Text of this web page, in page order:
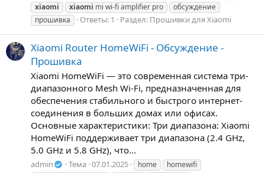
xiaomi
xiaomi mi wi-fi amplifier pro
обсуждение
прошивка
Ответы: 1 Раздел: Прошивки для Xiaomi
Xiaomi Router HomeWiFi - Обсуждение -
Прошивка
Xiaomi HomeWiFi — это современная система три-
диапазонного Mesh Wi-Fi, предназначенная для
обеспечения стабильного и быстрого интернет-
соединения в больших домах или офисах.
Основные характеристики: Три диапазона: Xiaomi
HomeWiFi поддерживает три диапазона (2.4 GHz,
5.0 GHz и 5.8 GHz), что...
admin Тема 07.01.2025 home
homewifi